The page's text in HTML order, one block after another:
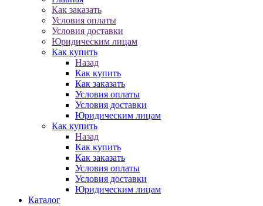
Как заказать
Условия оплаты
Условия доставки
Юридическим лицам
Как купить
Назад
Как купить
Как заказать
Условия оплаты
Условия доставки
Юридическим лицам
Как купить
Назад
Как купить
Как заказать
Условия оплаты
Условия доставки
Юридическим лицам
Каталог